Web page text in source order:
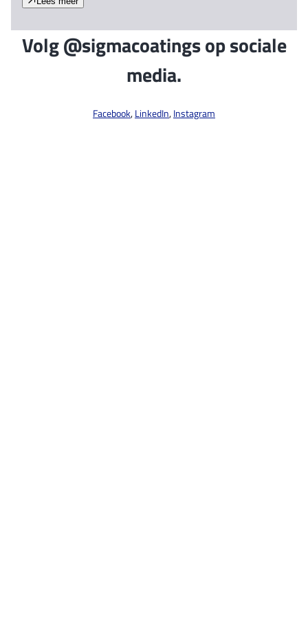
Volg @sigmacoatings op sociale
media.
Facebook,LinkedIn,Instagram